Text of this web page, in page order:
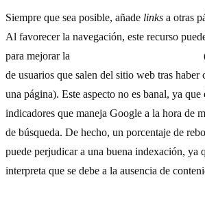
Siempre que sea posible, añade links a otras
Al favorecer la navegación, este recurso
para mejorar la
de usuarios que salen del sitio web tras haber
una página). Este aspecto no es banal, ya que
indicadores que maneja Google a la hora de
de búsqueda. De hecho, un porcentaje de
puede perjudicar a una buena indexación, ya
interpreta que se debe a la ausencia de